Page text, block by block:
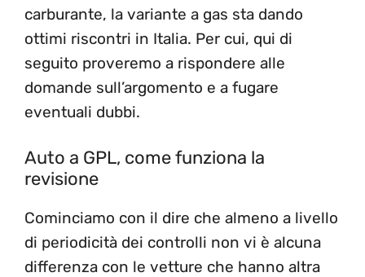
carburante, la variante a gas sta dando
ottimi riscontri in Italia. Per cui, qui di
seguito proveremo a rispondere alle
domande sull’argomento e a fugare
eventuali dubbi.
Auto a GPL, come funziona la
revisione
Cominciamo con il dire che almeno a livello
di periodicità dei controlli non vi è alcuna
differenza con le vetture che hanno altra